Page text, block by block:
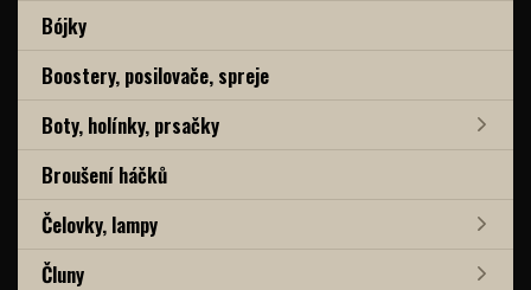
Bójky
Boostery, posilovače, spreje
Boty, holínky, prsačky
Broušení háčků
Čelovky, lampy
Čluny